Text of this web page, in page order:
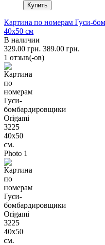
Купить
Картина по номерам Гуси-
40x50 см
В наличии
329.00 грн. 389.00 грн.
1 отзыв(-ов)